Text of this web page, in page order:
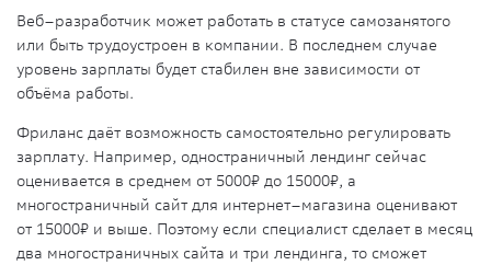
Веб–разработчик может работать в статусе самозанятого
или быть трудоустроен в компании. В последнем случае
уровень зарплаты будет стабилен вне зависимости от
объёма работы.
Фриланс даёт возможность самостоятельно регулировать
зарплату. Например, одностраничный лендинг сейчас
оценивается в среднем от 5000₽ до 15000₽, а
многостраничный сайт для интернет–магазина оценивают
от 15000₽ и выше. Поэтому если специалист сделает в месяц
два многостраничных сайта и три лендинга, то сможет